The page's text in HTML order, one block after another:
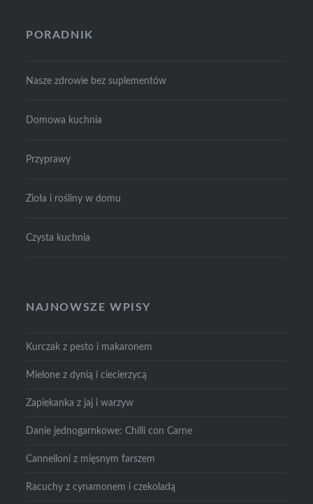
PORADNIK
Nasze zdrowie bez suplementów
Domowa kuchnia
Przyprawy
Zioła i rośliny w domu
Czysta kuchnia
NAJNOWSZE WPISY
Kurczak z pesto i makaronem
Mielone z dynią i ciecierzycą
Zapiekanka z jaj i warzyw
Danie jednogarnkowe: Chilli con Carne
Cannelloni z mięsnym farszem
Racuchy z cynamonem i czekoladą